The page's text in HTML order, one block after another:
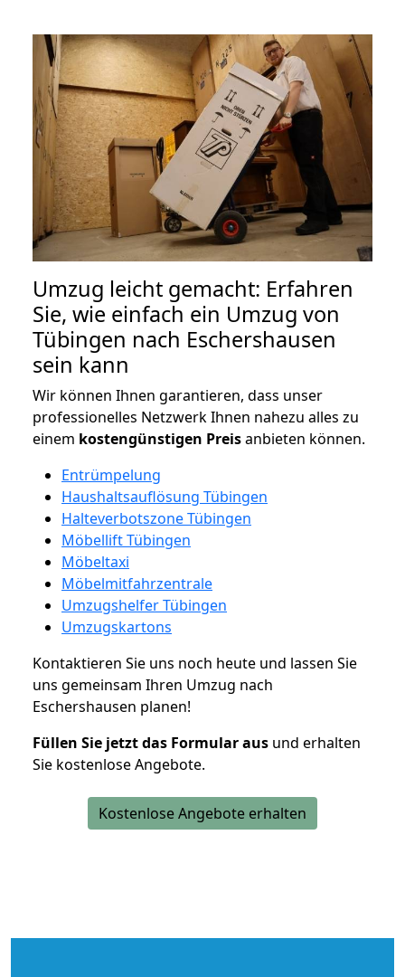
Umzug leicht gemacht: Erfahren
Sie, wie einfach ein Umzug von
Tübingen nach Eschershausen
sein kann
Wir können Ihnen garantieren, dass unser
professionelles Netzwerk Ihnen nahezu alles zu
einem kostengünstigen Preisanbieten können.
Entrümpelung
Haushaltsauflösung Tübingen
Halteverbotszone Tübingen
Möbellift Tübingen
Möbeltaxi
Möbelmitfahrzentrale
Umzugshelfer Tübingen
Umzugskartons
Kontaktieren Sie uns noch heute und lassen Sie
uns gemeinsam Ihren Umzug nach
Eschershausen planen!
Füllen Sie jetzt das Formular aus und erhalten
Sie kostenlose Angebote.
Kostenlose Angebote erhalten